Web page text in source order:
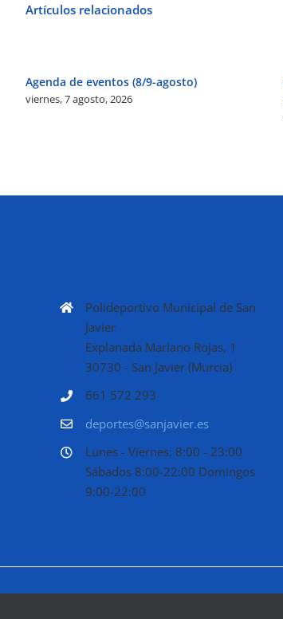
Artículos relacionados
Agenda de eventos (8/9-agosto)
viernes, 7 agosto, 2026
Polideportivo Municipal de San
Javier
Explanada Mariano Rojas, 1
30730 - San Javier (Murcia)
661 572 293
deportes@sanjavier.es
Lunes - Viernes: 8:00 - 23:00
Sábados 8:00-22:00 Domingos
9:00-22:00